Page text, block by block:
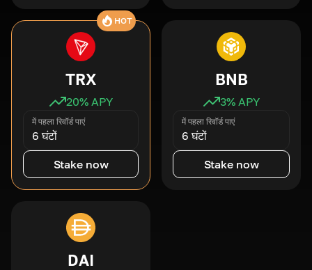
HOT
TRX
20% APY
में पहला रिवॉर्ड पाएं
6 घंटों
Stake now
BNB
3% APY
में पहला रिवॉर्ड पाएं
6 घंटों
Stake now
DAI